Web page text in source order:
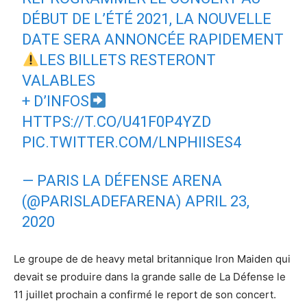
DÉBUT DE L’ÉTÉ 2021, LA NOUVELLE
DATE SERA ANNONCÉE RAPIDEMENT
LES BILLETS RESTERONT
VALABLES
+ D’INFOS
HTTPS://T.CO/U41F0P4YZD
PIC.TWITTER.COM/LNPHIISES4
— PARIS LA DÉFENSE ARENA
(@PARISLADEFARENA) APRIL 23,
2020
Le groupe de de heavy metal britannique Iron Maiden qui
devait se produire dans la grande salle de La Défense le
11 juillet prochain a confirmé le report de son concert.